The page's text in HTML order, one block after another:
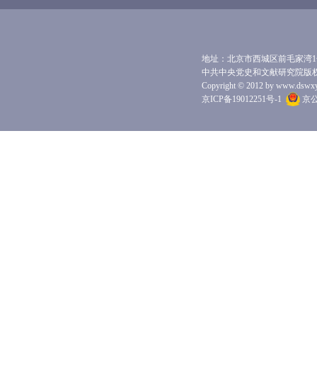
地址：北京市西城区前毛家湾
中共中央党史和文献研究院版
Copyright © 2012 by
京ICP备19012251号-1
京